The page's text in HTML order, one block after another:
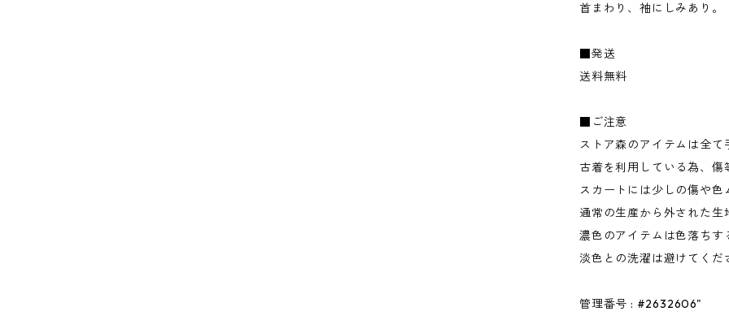
首まわり、袖にしみあり。
■発送
送料無料
■ご注意
ストア森のアイテムは全て
古着を利用している為、傷
スカートには少しの傷や色
通常の生産から外された生
濃色のアイテムは色落ち
淡色との洗濯は避けてくだ
管理番号 : #2632606"